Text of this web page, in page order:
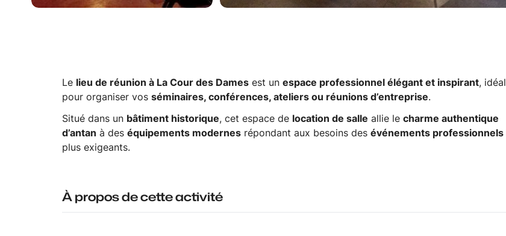
Le lieu de réunion à La Cour des Dames est unespace professionnel élégant et inspirant, idéal
pour organiser vosséminaires, conférences, ateliers ou réunions d’entreprise.
Situé dans un bâtiment historique, cet espace de location de salle allie lecharme authentique
d’antan à deséquipements modernes répondant aux besoins desévénements professionnels
plus exigeants.
À propos de cette activité